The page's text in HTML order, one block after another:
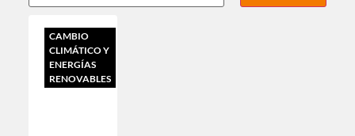
CAMBIO
CLIMÁTICO Y
ENERGÍAS
RENOVABLES